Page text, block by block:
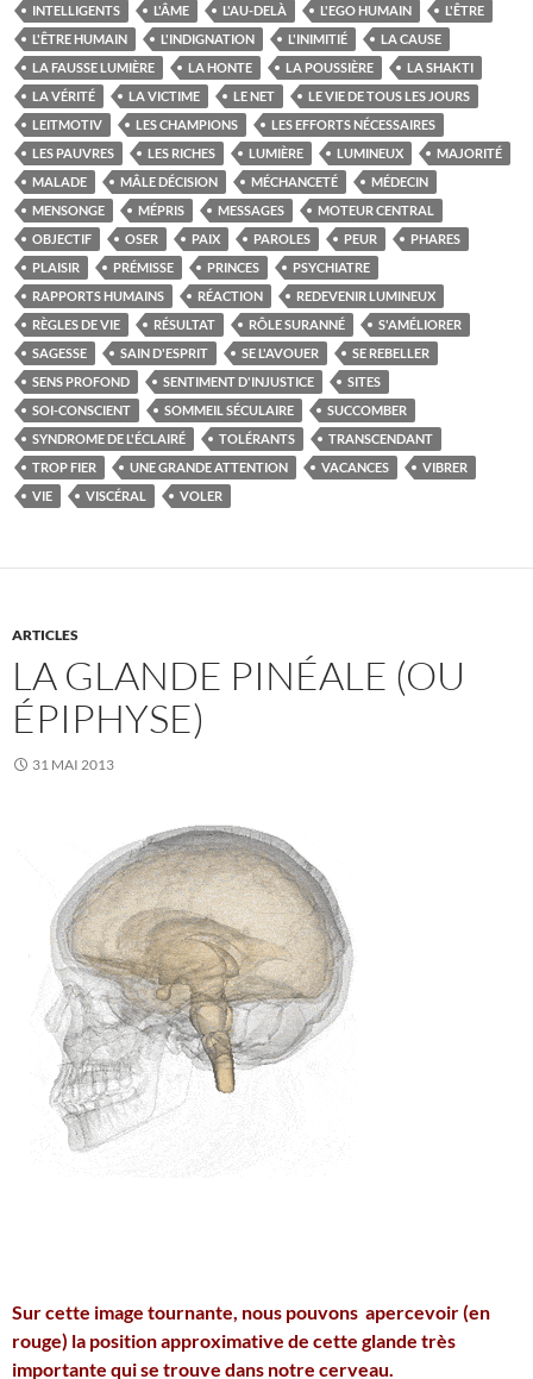
INTELLIGENTS
L'ÂME L'AU-DELÀ L'EGO HUMAIN
L'ÊTRE
L'ÊTRE HUMAIN
L'INDIGNATION L'INIMITIÉ
LA CAUSE
LA FAUSSE LUMIÈRE
LA HONTE LA POUSSIÈRE
LA SHAKTI
LA VÉRITÉ
LA VICTIME LE NET
LE VIE DE TOUS LES JOURS
LEITMOTIV
LES CHAMPIONS
LES EFFORTS NÉCESSAIRES
LES PAUVRES
LES RICHES LUMIÈRE LUMINEUX
MAJORITÉ
MALADE
MÂLE DÉCISION MÉCHANCETÉ
MÉDECIN
MENSONGE
MÉPRIS MESSAGES
MOTEUR CENTRAL
OBJECTIF
OSER PAIX PAROLES PEUR
PHARES
PLAISIR
PRÉMISSE PRINCES
PSYCHIATRE
RAPPORTS HUMAINS
RÉACTION
REDEVENIR LUMINEUX
RÈGLES DE VIE
RÉSULTAT RÔLE SURANNÉ
S'AMÉLIORER
SAGESSE
SAIN D'ESPRIT SE L'AVOUER
SE REBELLER
SENS PROFOND
SENTIMENT D'INJUSTICE
SITES
SOI-CONSCIENT
SOMMEIL SÉCULAIRE
SUCCOMBER
SYNDROME DE L'ÉCLAIRÉ
TOLÉRANTS
TRANSCENDANT
TROP FIER
UNE GRANDE ATTENTION VACANCES
VIBRER
VIE
VISCÉRAL VOLER
ARTICLES
LA GLANDE PINÉALE (OU
ÉPIPHYSE)
31 MAI 2013
Sur cette image tournante, nous pouvons apercevoir (en
rouge) la position approximative de cette glande très
importante qui se trouve dans notre cerveau.